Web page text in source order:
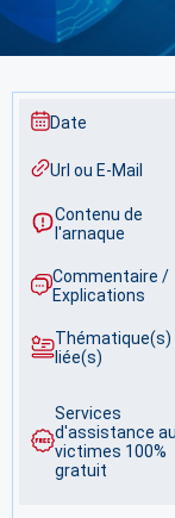
Date
Url ou E-Mail
Contenu de
l'arnaque
Commentaire /
Explications
Thématique(s)
liée(s)
Services
d'assistance
victimes 100%
gratuit